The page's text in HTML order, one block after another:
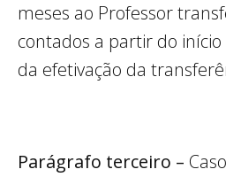
meses ao Professor
contados a partir do
da efetivação da
Parágrafo terceiro –